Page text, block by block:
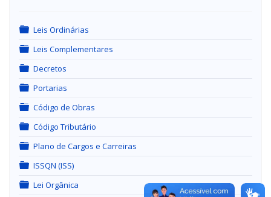
Pasta
Leis Ordinárias
Pasta
Leis Complementares
Pasta
Decretos
Pasta
Portarias
Pasta
Código de Obras
Pasta
Código Tributário
Pasta
Plano de Cargos e Carreiras
Pasta
ISSQN (ISS)
Pasta
Lei Orgânica